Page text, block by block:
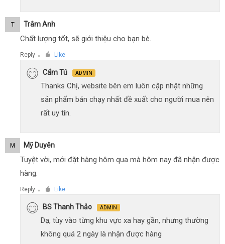
T Trâm Anh
Chất lượng tốt, sẽ giới thiệu cho bạn bè.
Reply ● Like
Cẩm Tú ADMIN
Thanks Chị, website bên em luôn cập nhật những
sản phẩm bán chạy nhất đề xuất cho người mua nên
rất uy tín.
M Mỹ Duyên
Tuyệt vời, mới đặt hàng hôm qua mà hôm nay đã nhận được
hàng.
Reply ● Like
BS Thanh Thảo ADMIN
Dạ, tùy vào từng khu vực xa hay gần, nhưng thường
không quá 2 ngày là nhận được hàng